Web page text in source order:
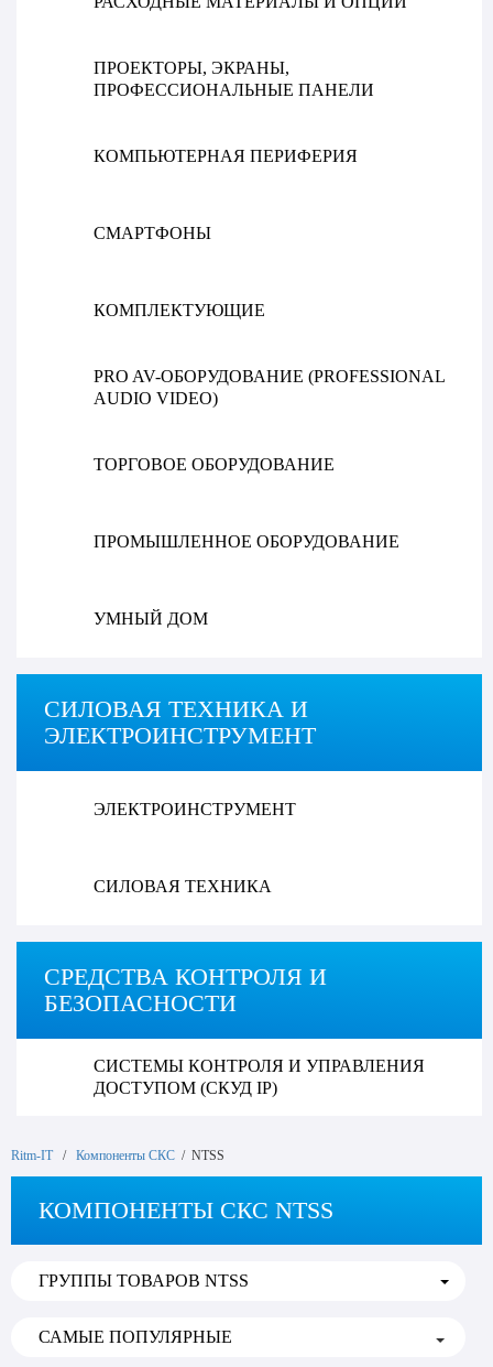
ПРОЕКТОРЫ, ЭКРАНЫ,
ПРОФЕССИОНАЛЬНЫЕ ПАНЕЛИ
КОМПЬЮТЕРНАЯ ПЕРИФЕРИЯ
СМАРТФОНЫ
КОМПЛЕКТУЮЩИЕ
PRO AV-ОБОРУДОВАНИЕ (PROFESSIONAL
AUDIO VIDEO)
ТОРГОВОЕ ОБОРУДОВАНИЕ
ПРОМЫШЛЕННОЕ ОБОРУДОВАНИЕ
УМНЫЙ ДОМ
СИЛОВАЯ ТЕХНИКА И
ЭЛЕКТРОИНСТРУМЕНТ
ЭЛЕКТРОИНСТРУМЕНТ
СИЛОВАЯ ТЕХНИКА
СРЕДСТВА КОНТРОЛЯ И
БЕЗОПАСНОСТИ
СИСТЕМЫ КОНТРОЛЯ И УПРАВЛЕНИЯ
ДОСТУПОМ (СКУД IP)
Ritm-IT/ Компоненты СКС / NTSS
КОМПОНЕНТЫ СКС NTSS
ГРУППЫ ТОВАРОВ NTSS